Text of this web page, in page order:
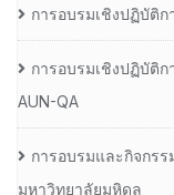
การอบรมเชิงปฏิบัติก
การอบรมเชิงปฏิบัติ
AUN-QA
การอบรมและกิจกร
มหาวิทยาลัยมหิดล